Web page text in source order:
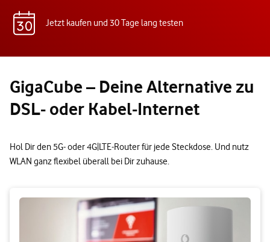
Jetzt kaufen und 30 Tage lang testen
GigaCube – Deine Alternative zu
DSL- oder Kabel-Internet
Hol Dir den 5G- oder 4G|LTE-Router für jede Steckdose. Und nutz
WLAN ganz flexibel überall bei Dir zuhause.